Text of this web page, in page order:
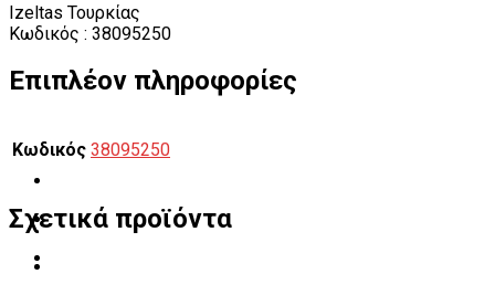
Izeltas Τουρκίας
Κωδικός : 38095250
Επιπλέον πληροφορίες
Κωδικός 38095250
Σχετικά προϊόντα